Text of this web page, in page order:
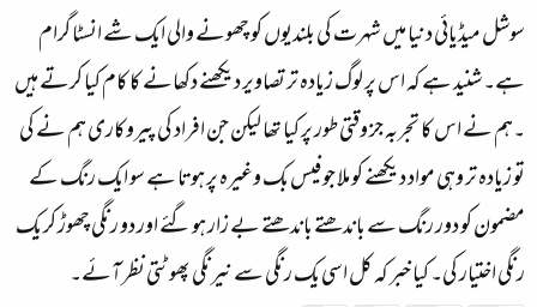
سوشل میڈیائی دنیا میں شہرت کی بلندیوں کو چھونے والی ایک شے انسٹا گرام
ہے۔ شنید ہے کہ اس پر لوگ زیادہ تر تصاویر دیکھنے دکھانے کا کام کیا کرتے ہیں
۔ہم نے اس کا تجربہ جز وقتی طور پر کیا تھا لیکن جن افراد کی پیروکاری ہم نے کی
تو زیادہ تر وہی مواد دیکھنے کو ملا جو فیس بک وغیرہ پر ہوتا ہے سو ایک رنگ کے
مضمون کو دور رنگ سے باندھتے باندھتے بے زار ہو گئے اور دو رنگی چھوڑ کر یک
رنگی اختیار کی۔ کیا خبر کہ کل اسی یک رنگی سے نیرنگی پھوٹتی نظر آئے۔